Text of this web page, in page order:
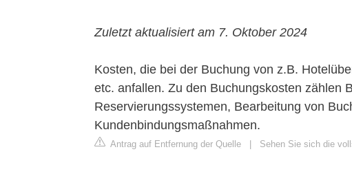
Zuletzt aktualisiert am 7. Oktober 2024
Kosten, die bei der Buchung von z.B.
etc. anfallen. Zu den Buchungskosten zählen
Reservierungssystemen, Bearbeitung von
Kundenbindungsmaßnahmen.
Antrag auf Entfernung der Quelle Sehen Sie sich die